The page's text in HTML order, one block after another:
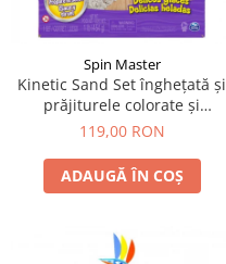
Spin Master
Kinetic Sand Set înghețată și
prăjiturele colorate și
parfumate
119,00 RON
ADAUGĂ ÎN COȘ